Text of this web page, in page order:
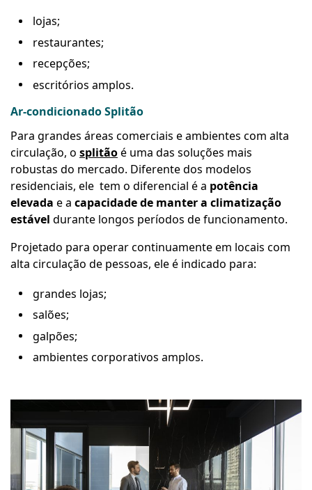
lojas;
restaurantes;
recepções;
escritórios amplos.
Ar-condicionado Splitão
Para grandes áreas comerciais e ambientes com alta
circulação, o splitãoé uma das soluções mais
robustas do mercado. Diferente dos modelos
residenciais, ele tem o diferencial é a potência
elevada e a capacidade de manter a climatização
estável durante longos períodos de funcionamento.
Projetado para operar continuamente em locais com
alta circulação de pessoas, ele é indicado para:
grandes lojas;
salões;
galpões;
ambientes corporativos amplos.